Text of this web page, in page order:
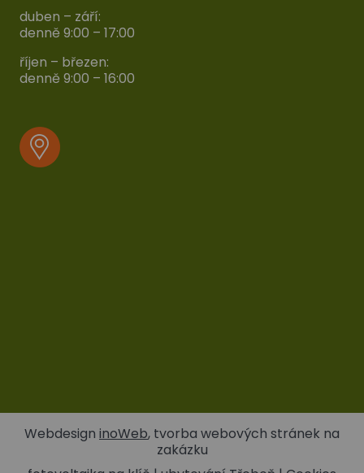
duben – září:
denně 9:00 – 17:00
říjen – březen:
denně 9:00 – 16:00
Webdesign inoWeb, tvorba webových stránek na
zakázku